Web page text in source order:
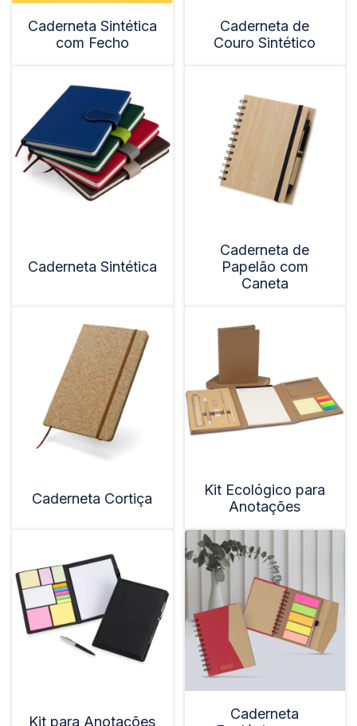
Caderneta Sintética
com Fecho
Caderneta de
Couro Sintético
Caderneta Sintética
Caderneta de
Papelão com
Caneta
Caderneta Cortiça
Kit Ecológico para
Anotações
Kit para Anotações
Caderneta